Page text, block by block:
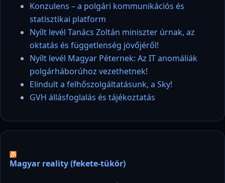
Konzulens – a polgári kommunikációs és
statisztikai platform
Nyílt levél Tanács Zoltán miniszter úrnak, az
oktatás és függetlenség jövőjéről!
Nyílt levél Magyar Péternek: Az IT anomáliák
polgárháborúhoz vezethetnek!
Elindult a felhőszolgáltatásunk, a Sky!
GVH állásfoglalás és tájékoztatás
Magyar reality (fekete-tükör)